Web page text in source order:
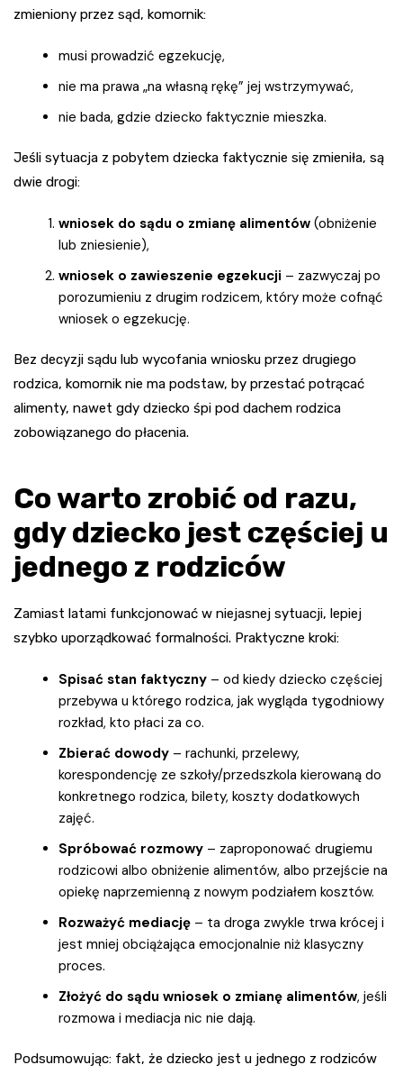
zmieniony przez sąd, komornik:
musi prowadzić egzekucję,
nie ma prawa „na własną rękę” jej wstrzymywać,
nie bada, gdzie dziecko faktycznie mieszka.
Jeśli sytuacja z pobytem dziecka faktycznie się zmieniła, są
dwie drogi:
wniosek do sądu o zmianę alimentów (obniżenie
lub zniesienie),
wniosek o zawieszenie egzekucji – zazwyczaj po
porozumieniu z drugim rodzicem, który może cofnąć
wniosek o egzekucję.
Bez decyzji sądu lub wycofania wniosku przez drugiego
rodzica, komornik nie ma podstaw, by przestać potrącać
alimenty, nawet gdy dziecko śpi pod dachem rodzica
zobowiązanego do płacenia.
Co warto zrobić od razu,
gdy dziecko jest częściej u
jednego z rodziców
Zamiast latami funkcjonować w niejasnej sytuacji, lepiej
szybko uporządkować formalności. Praktyczne kroki:
Spisać stan faktyczny – od kiedy dziecko częściej
przebywa u którego rodzica, jak wygląda tygodniowy
rozkład, kto płaci za co.
Zbierać dowody – rachunki, przelewy,
korespondencję ze szkoły/przedszkola kierowaną do
konkretnego rodzica, bilety, koszty dodatkowych
zajęć.
Spróbować rozmowy – zaproponować drugiemu
rodzicowi albo obniżenie alimentów, albo przejście na
opiekę naprzemienną z nowym podziałem kosztów.
Rozważyć mediację – ta droga zwykle trwa krócej i
jest mniej obciążająca emocjonalnie niż klasyczny
proces.
Złożyć do sądu wniosek o zmianę alimentów, jeśli
rozmowa i mediacja nic nie dają.
Podsumowując: fakt, że dziecko jest u jednego z rodziców